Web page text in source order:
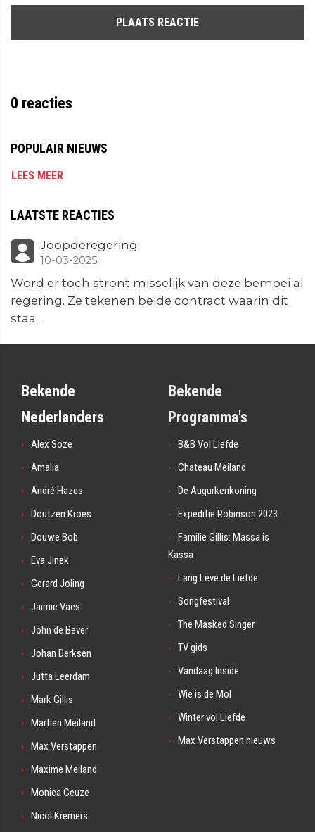
PLAATS REACTIE
0 reacties
POPULAIR NIEUWS
LEES MEER
LAATSTE REACTIES
Joopderegering
10-03-2025
Word er toch stront misselijk van deze bemoei al
regering. Ze tekenen beide contract waarin dit
staa...
Bekende
Nederlanders
Alex Soze
Amalia
André Hazes
Doutzen Kroes
Douwe Bob
Eva Jinek
Gerard Joling
Jaimie Vaes
John de Bever
Johan Derksen
Jutta Leerdam
Mark Gillis
Martien Meiland
Max Verstappen
Maxime Meiland
Monica Geuze
Nicol Kremers
Bekende
Programma's
B&B Vol Liefde
Chateau Meiland
De Augurkenkoning
Expeditie Robinson 2023
Familie Gillis: Massa is
Kassa
Lang Leve de Liefde
Songfestival
The Masked Singer
TV gids
Vandaag Inside
Wie is de Mol
Winter vol Liefde
Max Verstappen nieuws